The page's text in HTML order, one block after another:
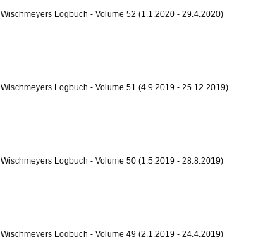
Wischmeyers Logbuch - Volume 52 (1.1.2020 - 29.4.2020)
Wischmeyers Logbuch - Volume 51 (4.9.2019 - 25.12.2019)
Wischmeyers Logbuch - Volume 50 (1.5.2019 - 28.8.2019)
Wischmeyers Logbuch - Volume 49 (2.1.2019 - 24.4.2019)